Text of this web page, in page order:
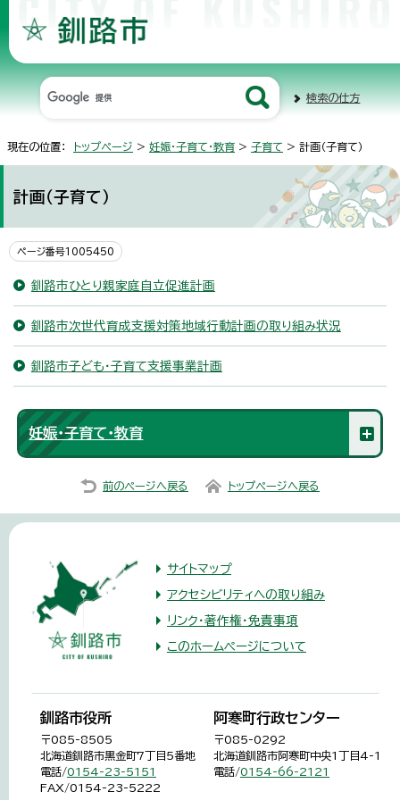
検索の仕方
現在の位置： トップページ > 妊娠・子育て・教育 > 子育て > 計画（子育て）
計画（子育て）
ページ番号1005450
釧路市ひとり親家庭自立促進計画
釧路市次世代育成支援対策地域行動計画の取り組み状況
釧路市子ども・子育て支援事業計画
妊娠・子育て・教育
前のページへ戻る トップページへ戻る
サイトマップ
アクセシビリティへの取り組み
リンク・著作権・免責事項
このホームページについて
釧路市役所
〒085-8505
北海道釧路市黒金町7丁目5番地
電話/0154-23-5151
FAX/0154-23-5222
阿寒町行政センター
〒085-0292
北海道釧路市阿寒町中央1丁目4-1
電話/0154-66-2121